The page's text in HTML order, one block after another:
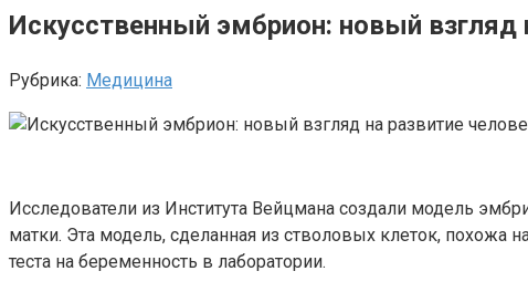
Искусственный эмбрион: новый взгляд
Рубрика: Медицина
Исследователи из Института Вейцмана создали модель
матки. Эта модель, сделанная из стволовых клеток,
теста на беременность в лаборатории.